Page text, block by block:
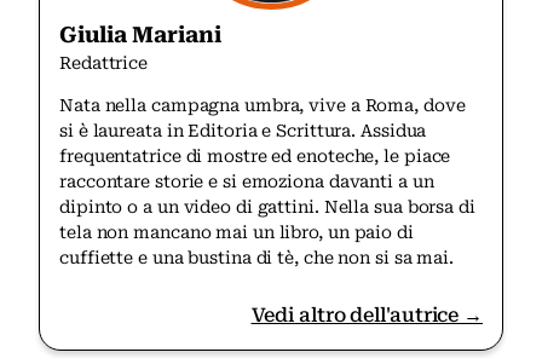
Giulia Mariani
Redattrice
Nata nella campagna umbra, vive a Roma, dove
si è laureata in Editoria e Scrittura. Assidua
frequentatrice di mostre ed enoteche, le piace
raccontare storie e si emoziona davanti a un
dipinto o a un video di gattini. Nella sua borsa di
tela non mancano mai un libro, un paio di
cuffiette e una bustina di tè, che non si sa mai.
Vedi altro dell'autrice →